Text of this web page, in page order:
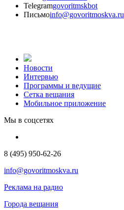
Telegramgovoritmskbot
Письмоinfo@govoritmoskva.ru
Новости
Интервью
Программы и ведущие
Сетка вещания
Мобильное приложение
Мы в соцсетях
8 (495) 950-62-26
info@govoritmoskva.ru
Реклама на радио
Города вещания